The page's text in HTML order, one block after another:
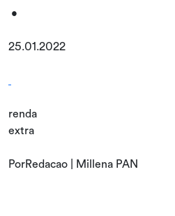
•
25.01.2022
renda
extra
PorRedacao | Millena PAN